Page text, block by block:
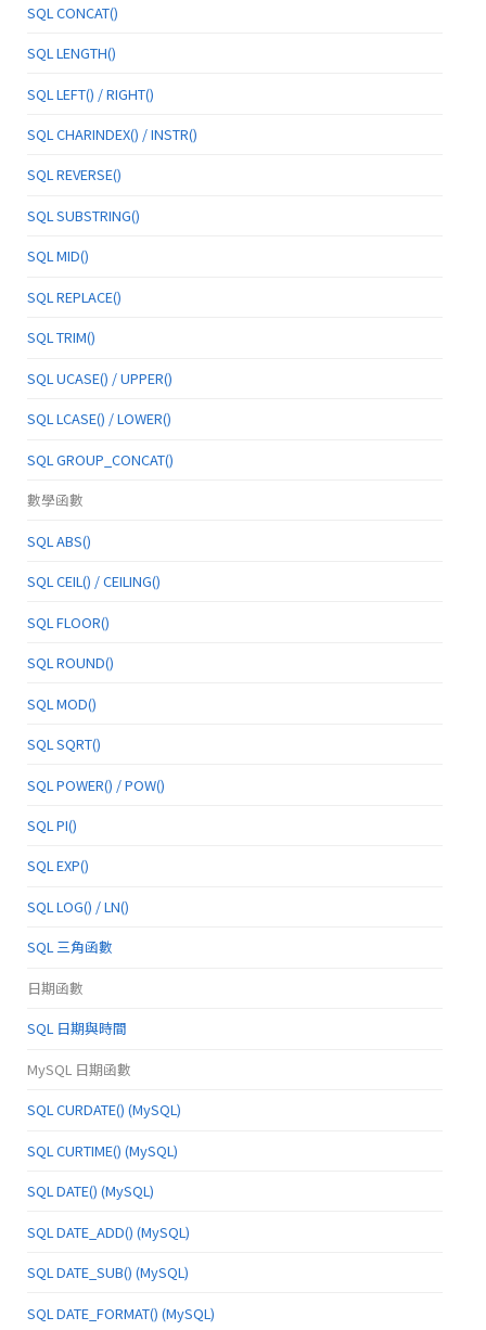
SQL CONCAT()
SQL LENGTH()
SQL LEFT() / RIGHT()
SQL CHARINDEX() / INSTR()
SQL REVERSE()
SQL SUBSTRING()
SQL MID()
SQL REPLACE()
SQL TRIM()
SQL UCASE() / UPPER()
SQL LCASE() / LOWER()
SQL GROUP_CONCAT()
數學函數
SQL ABS()
SQL CEIL() / CEILING()
SQL FLOOR()
SQL ROUND()
SQL MOD()
SQL SQRT()
SQL POWER() / POW()
SQL PI()
SQL EXP()
SQL LOG() / LN()
SQL 三角函數
日期函數
SQL 日期與時間
MySQL 日期函數
SQL CURDATE() (MySQL)
SQL CURTIME() (MySQL)
SQL DATE() (MySQL)
SQL DATE_ADD() (MySQL)
SQL DATE_SUB() (MySQL)
SQL DATE_FORMAT() (MySQL)